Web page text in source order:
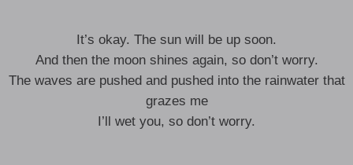
It’s okay. The sun will be up soon.
And then the moon shines again, so don’t worry.
The waves are pushed and pushed into the rainwater that
grazes me
I’ll wet you, so don’t worry.